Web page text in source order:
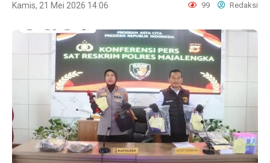
Kamis, 21 Mei 2026 14:06 99 Redaksi